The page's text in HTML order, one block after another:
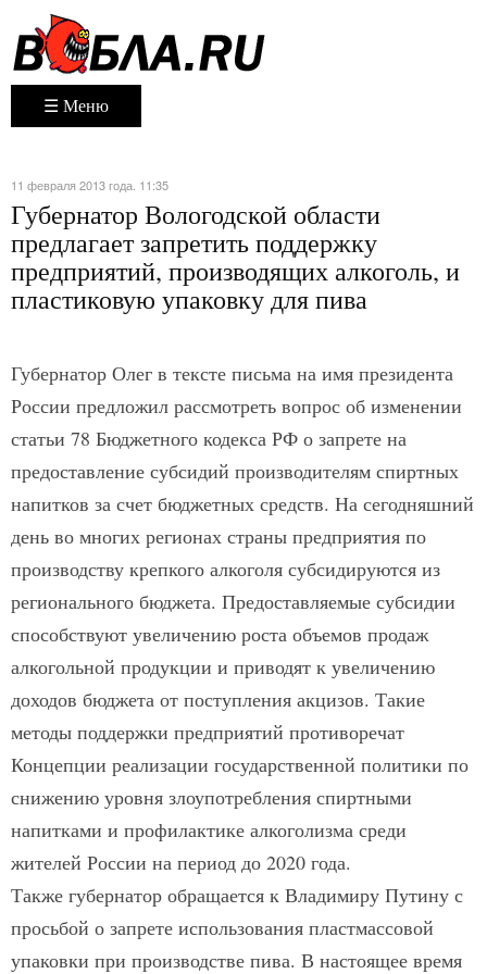
☰ Меню
11 февраля 2013 года. 11:35
Губернатор Вологодской области
предлагает запретить поддержку
предприятий, производящих алкоголь, и
пластиковую упаковку для пива
Губернатор Олег в тексте письма на имя президента
России предложил рассмотреть вопрос об изменении
статьи 78 Бюджетного кодекса РФ о запрете на
предоставление субсидий производителям спиртных
напитков за счет бюджетных средств. На сегодняшний
день во многих регионах страны предприятия по
производству крепкого алкоголя субсидируются из
регионального бюджета. Предоставляемые субсидии
способствуют увеличению роста объемов продаж
алкогольной продукции и приводят к увеличению
доходов бюджета от поступления акцизов. Такие
методы поддержки предприятий противоречат
Концепции реализации государственной политики по
снижению уровня злоупотребления спиртными
напитками и профилактике алкоголизма среди
жителей России на период до 2020 года.
Также губернатор обращается к Владимиру Путину с
просьбой о запрете использования пластмассовой
упаковки при производстве пива. В настоящее время